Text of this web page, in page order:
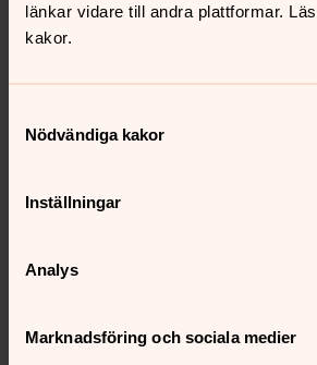
länkar vidare till andra plattformar.
kakor.
Nödvändiga kakor
Inställningar
Analys
Marknadsföring och sociala medier